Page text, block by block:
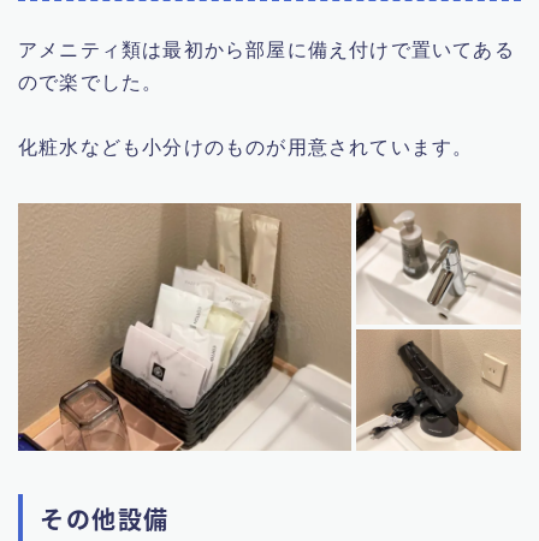
アメニティ類は最初から部屋に備え付けで置いてある
ので楽でした。
化粧水なども小分けのものが用意されています。
その他設備